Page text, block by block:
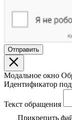
Отправить
Модальное окно
Идентификатор
Текст обращения
Прикрепить